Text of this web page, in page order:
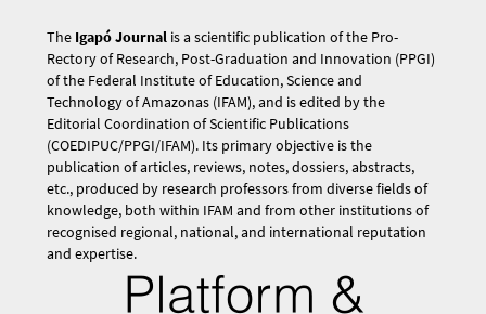
The Igapó Journal is a scientific publication of the Pro-
Rectory of Research, Post-Graduation and Innovation (PPGI)
of the Federal Institute of Education, Science and
Technology of Amazonas (IFAM), and is edited by the
Editorial Coordination of Scientific Publications
(COEDIPUC/PPGI/IFAM). Its primary objective is the
publication of articles, reviews, notes, dossiers, abstracts,
etc., produced by research professors from diverse fields of
knowledge, both within IFAM and from other institutions of
recognised regional, national, and international reputation
and expertise.